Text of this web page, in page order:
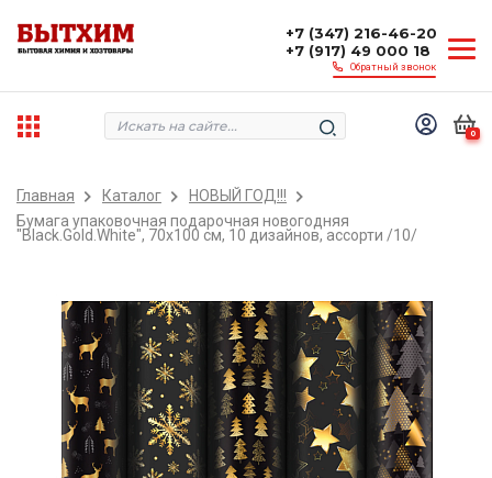
+7 (347) 216-46-20
+7 (917) 49 000 18
Обратный звонок
0
Главная Каталог
НОВЫЙ ГОД!!!
Бумага упаковочная подарочная новогодняя
"Black.Gold.White", 70х100 см, 10 дизайнов, ассорти /10/